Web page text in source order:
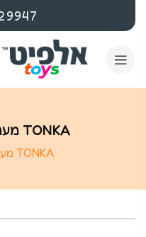
TONKA מעמיס קדמי מפלדה
TONKA מעמיס קדמי מפלדה